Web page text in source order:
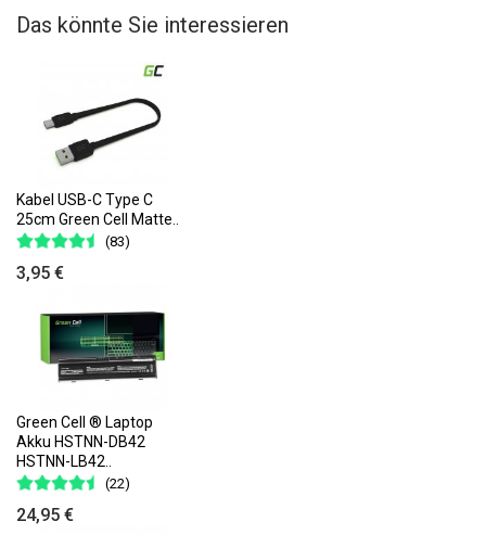
Das könnte Sie interessieren
Kabel USB-C Type C
25cm Green Cell Matte..
(83)
3,95 €
Green Cell ® Laptop
Akku HSTNN-DB42
HSTNN-LB42..
(22)
24,95 €